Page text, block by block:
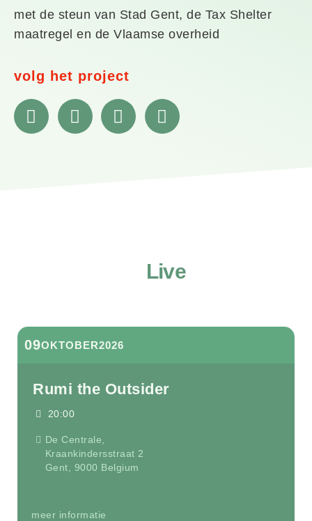
met de steun van Stad Gent, de Tax Shelter
maatregel en de Vlaamse overheid
volg het project
F
a
I
n
Y
o
S
p
Live
09OKTOBER2026
Rumi the Outsider
20:00
De Centrale,
Kraankindersstraat 2
Gent
9000 Belgium
meer informatie